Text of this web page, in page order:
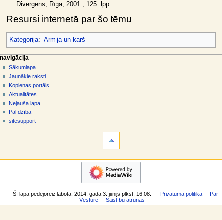
Divergens, Rīga, 2001., 125. lpp.
Resursi internetā par šo tēmu
Kategorija: Armija un karš
N
a
v
g
ā
c
a
lapas darbības
raksts
diskusija
skatīt
aplūkot
kodu
vēsture
dalībnieka rīki
pieslēgties
navigācija
Sākumlapa
Jaunākie raksti
Kopienas portāls
Aktualitātes
Nejauša lapa
Palīdzība
sitesupport
Īpašās
Drukājama
navigācija
Kopienas
Šī lapa pēdējoreiz labota: 2014. gada 3. jūnijs plkst. 16.08. Privātuma politika
Par
Vēsture
Saistību atrunas